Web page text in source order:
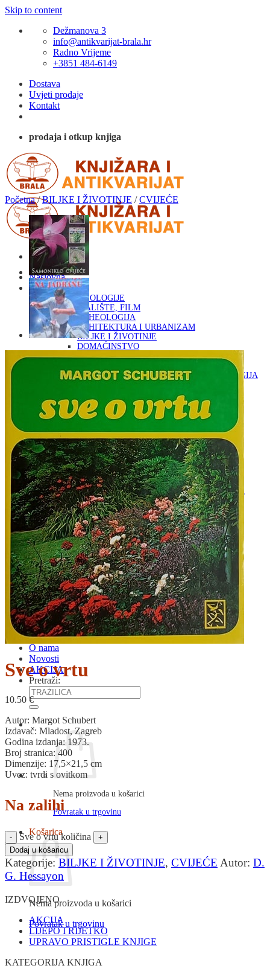
Skip to content
Dežmanova 3
info@antikvarijat-brala.hr
Radno Vrijeme
+3851 484-6149
Dostava
Uvjeti prodaje
Kontakt
prodaja i otkup knjiga
Naslovna
KNJIGE
OD ARHEOLOGIJE
DO KAZALIŠTE, FILM
ARHEOLOGIJA
ARHITEKTURA I URBANIZAM
BILJKE I ŽIVOTINJE
DOMAĆINSTVO
ENCIKLOPEDIJE I LEKSIKONI
FILOZOFIJA, SOCIOLOGIJA, ANTROPOLOGIJA
KAZALIŠTE, FILM
OD KNJIŽEVNOST
KNJIŽEVNOST
LIKOVNA UMJETNOST
LJEKOVITO BILJE I ZDRAVLJE
MITOLOGIJA
POVIJEST I PUBLICISTIKA
PRIRODNE ZNANOSTI
PSIHOLOGIJA, POPULARNA PSIHOLOGIJA,
ALTERNATIVA
RAZNO
RELIGIJA
OD RJEČNIKA
DO ZEMLJOVIDA
RJEČNICI, GRAMATIKE, PRAVOPISI…
ŠAH
SPORT
STRIPOVI
TEHNIČKE ZNANOSTI
TEORIJA I POVIJEST KNJIŽEVNOSTI
VEDUTE
ZAGREB
ZEMLJOVIDI
Otkup knjiga
O nama
Novosti
AKCIJA
Pretraži:
Nema proizvoda u košarici
Povratak u trgovinu
Košarica
Nema proizvoda u košarici
Povratak u trgovinu
Početna / BILJKE I ŽIVOTINJE / CVIJEĆE
Sve o vrtu
10.50 €
Autor: Margot Schubert
Izdavač: Mladost, Zagreb
Godina izdanja: 1973.
Broj stranica: 400
Dimenzije: 17,5×21,5 cm
Uvez: tvrdi s ovitkom
Na zalihi
Sve o vrtu količina
Dodaj u košaricu
Kategorije: BILJKE I ŽIVOTINJE, CVIJEĆE Autor: D.
G. Hessayon
IZDVOJENO
AKCIJA
LIJEPO I RIJETKO
UPRAVO PRISTIGLE KNJIGE
KATEGORIJA KNJIGA